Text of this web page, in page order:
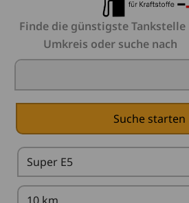
Finde die günstigste Tankstelle
Umkreis oder suche nach
Suche starten
Tankstelle in der Nähe
vergleichen